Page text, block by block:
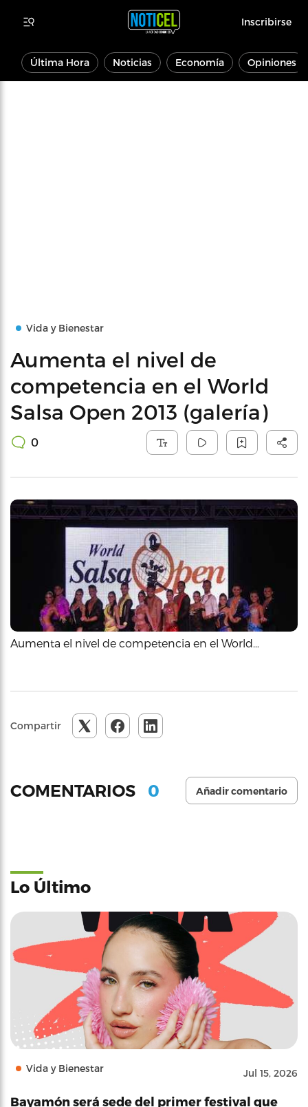
Inscribirse
Última Hora Noticias Economía Opiniones
Vida y Bienestar
Aumenta el nivel de
competencia en el World
Salsa Open 2013 (galería)
0
Aumenta el nivel de competencia en el World…
Compartir
COMENTARIOS 0 Añadir comentario
Lo Último
Vida y Bienestar Jul 15, 2026
Bayamón será sede del primer festival que